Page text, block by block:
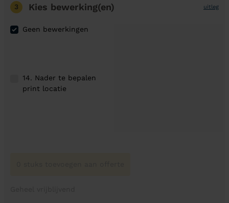
3 Kies bewerking(en) uitleg
Geen bewerkingen
14. Nader te bepalen
print locatie